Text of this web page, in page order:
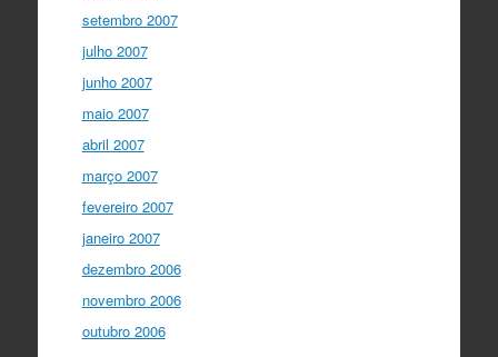
setembro 2007
julho 2007
junho 2007
maio 2007
abril 2007
março 2007
fevereiro 2007
janeiro 2007
dezembro 2006
novembro 2006
outubro 2006